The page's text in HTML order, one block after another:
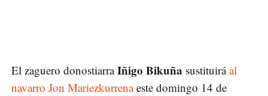
El zaguero donostiarraIñigo Bikuña sustituiráal
navarro Jon Mariezkurrenaeste domingo 14 de